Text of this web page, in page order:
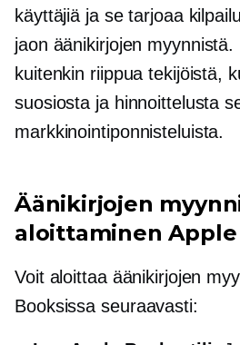
käyttäjiä ja se tarjoaa
jaon äänikirjojen
kuitenkin riippua tekijöistä,
suosiosta ja hinnoittelusta
markkinointiponnisteluista.
Äänikirjojen
aloittaminen Apple
Voit aloittaa äänikirjojen
Booksissa seuraavasti: